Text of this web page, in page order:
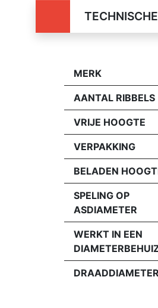
MERK
AANTAL RIBBELS
VRIJE HOOGTE
VERPAKKING
BELADEN
SPELING OP
ASDIAMETER
WERKT IN EEN
DRAADDIAMETER